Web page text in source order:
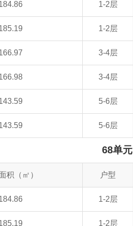
1-2层
1-2层
3-4层
3-4层
5-6层
5-6层
68单元
积（㎡） 户型
1-2层
1-2层